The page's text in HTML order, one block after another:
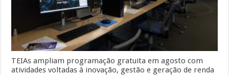
TEIAs ampliam programação gratuita em agosto com
atividades voltadas à inovação, gestão e geração de renda